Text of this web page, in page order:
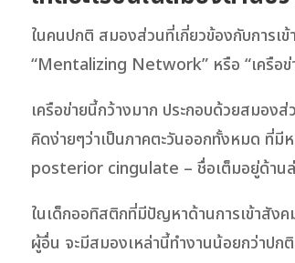
ในคนปกติ สมองส่วนที่เกี่ยวข้องกับการเ
“Mentalizing Network” หรือ “เครือข่
เครือข่ายนี้กว้างมาก ประกอบด้วยสมอง
คิดง่ายๆว่าเป็นภาคตะวันออกทั้งหมด ที่
posterior cingulate – ชื่อเต็มอยู่ด้านล่
ในเด็กออทิสติกที่มีปัญหาด้านการเข้าสังค
ผู้อื่น จะมีสมองเหล่านี้ทำงานน้อยกว่าปก